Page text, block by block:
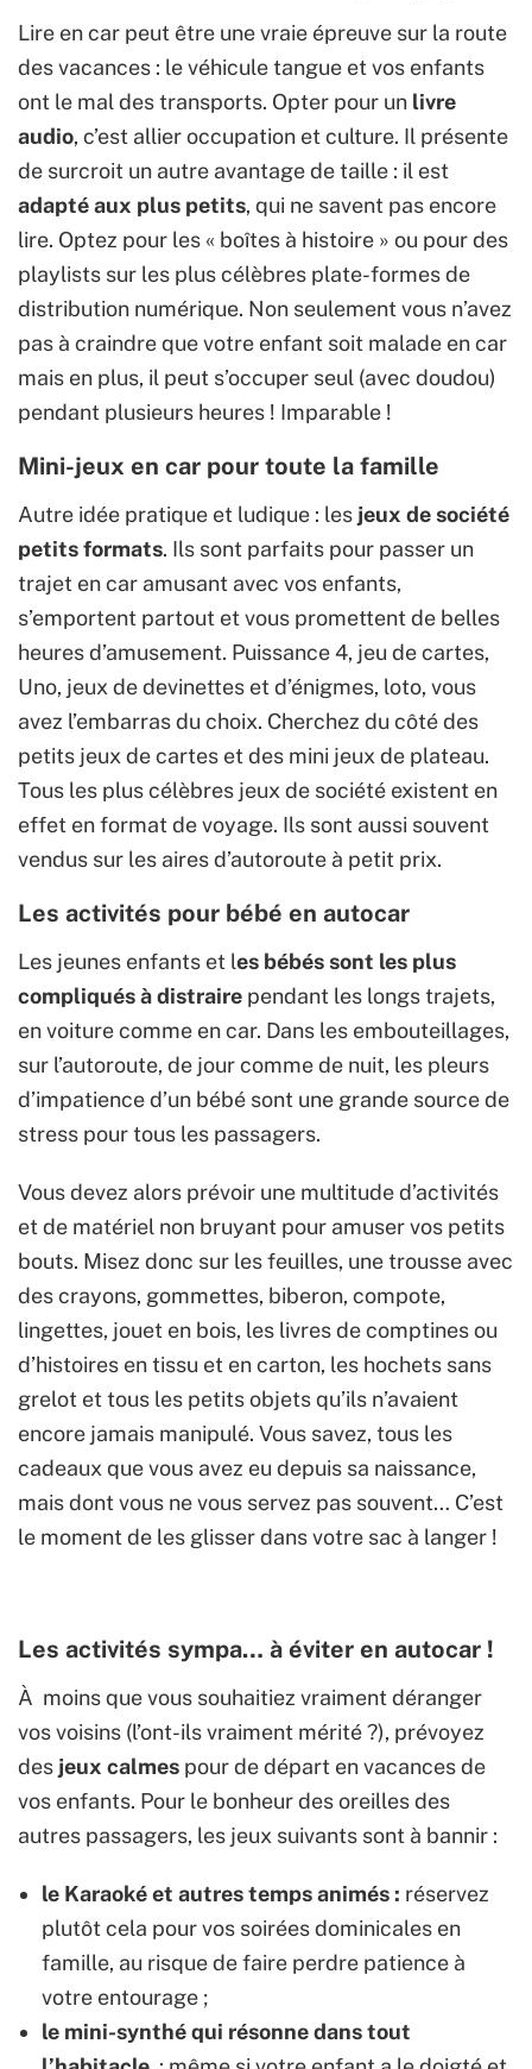
Lire en car peut être une vraie épreuve sur la route
des vacances : le véhicule tangue et vos enfants
ont le mal des transports. Opter pour un livre
audio, c’est allier occupation et culture. Il présente
de surcroit un autre avantage de taille : il est
adapté aux plus petits, qui ne savent pas encore
lire. Optez pour les « boîtes à histoire » ou pour des
playlists sur les plus célèbres plate-formes de
distribution numérique. Non seulement vous n’avez
pas à craindre que votre enfant soit malade en car
mais en plus, il peut s’occuper seul (avec doudou)
pendant plusieurs heures ! Imparable !
Mini-jeux en car pour toute la famille
Autre idée pratique et ludique : les jeux de société
petits formats. Ils sont parfaits pour passer un
trajet en car amusant avec vos enfants,
s’emportent partout et vous promettent de belles
heures d’amusement. Puissance 4, jeu de cartes,
Uno, jeux de devinettes et d’énigmes, loto, vous
avez l’embarras du choix. Cherchez du côté des
petits jeux de cartes et des mini jeux de plateau.
Tous les plus célèbres jeux de société existent en
effet en format de voyage. Ils sont aussi souvent
vendus sur les aires d’autoroute à petit prix.
Les activités pour bébé en autocar
Les jeunes enfants et les bébés sont les plus
compliqués à distraire pendant les longs trajets,
en voiture comme en car. Dans les embouteillages,
sur l’autoroute, de jour comme de nuit, les pleurs
d’impatience d’un bébé sont une grande source de
stress pour tous les passagers.
Vous devez alors prévoir une multitude d’activités
et de matériel non bruyant pour amuser vos petits
bouts. Misez donc sur les feuilles, une trousse avec
des crayons, gommettes, biberon, compote,
lingettes, jouet en bois, les livres de comptines ou
d’histoires en tissu et en carton, les hochets sans
grelot et tous les petits objets qu’ils n’avaient
encore jamais manipulé. Vous savez, tous les
cadeaux que vous avez eu depuis sa naissance,
mais dont vous ne vous servez pas souvent… C’est
le moment de les glisser dans votre sac à langer !
Les activités sympa… à éviter en autocar !
À moins que vous souhaitiez vraiment déranger
vos voisins (l’ont-ils vraiment mérité ?), prévoyez
des jeux calmes pour de départ en vacances de
vos enfants. Pour le bonheur des oreilles des
autres passagers, les jeux suivants sont à bannir :
le Karaoké et autres temps animés : réservez
plutôt cela pour vos soirées dominicales en
famille, au risque de faire perdre patience à
votre entourage ;
le mini-synthé qui résonne dans tout